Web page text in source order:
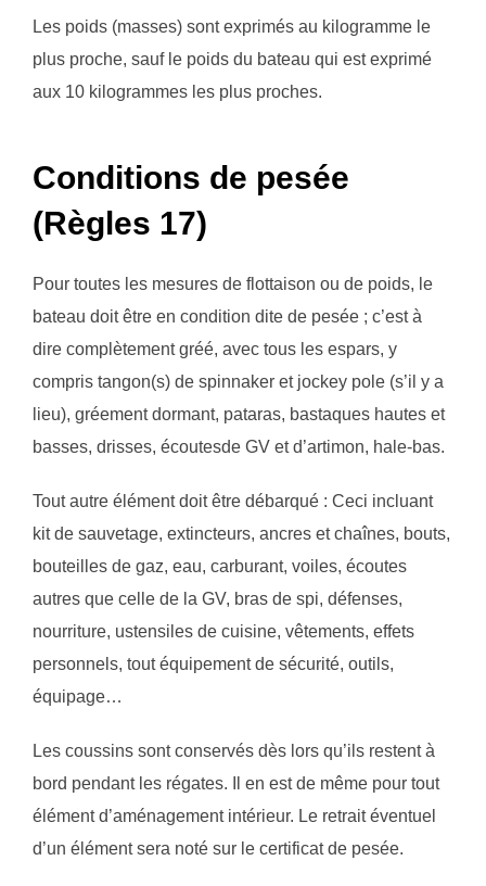
Les poids (masses) sont exprimés au kilogramme le
plus proche, sauf le poids du bateau qui est exprimé
aux 10 kilogrammes les plus proches.
Conditions de pesée
(Règles 17)
Pour toutes les mesures de flottaison ou de poids, le
bateau doit être en condition dite de pesée ; c’est à
dire complètement gréé, avec tous les espars, y
compris tangon(s) de spinnaker et jockey pole (s’il y a
lieu), gréement dormant, pataras, bastaques hautes et
basses, drisses, écoutesde GV et d’artimon, hale-bas.
Tout autre élément doit être débarqué : Ceci incluant
kit de sauvetage, extincteurs, ancres et chaînes, bouts,
bouteilles de gaz, eau, carburant, voiles, écoutes
autres que celle de la GV, bras de spi, défenses,
nourriture, ustensiles de cuisine, vêtements, effets
personnels, tout équipement de sécurité, outils,
équipage…
Les coussins sont conservés dès lors qu’ils restent à
bord pendant les régates. Il en est de même pour tout
élément d’aménagement intérieur. Le retrait éventuel
d’un élément sera noté sur le certificat de pesée.